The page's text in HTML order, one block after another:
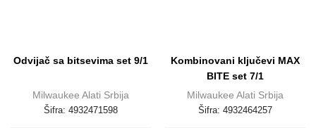
Odvijač sa bitsevima set 9/1
Milwaukee Alati Srbija
Šifra: 4932471598
Kombinovani ključevi MAX
BITE set 7/1
Milwaukee Alati Srbija
Šifra: 4932464257